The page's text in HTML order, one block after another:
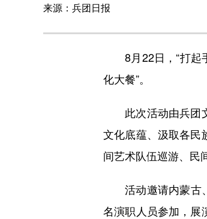
来源：兵团日报
8月22日，“打起
化大餐”。
此次活动由兵团文
文化底蕴、汲取各民
间艺术队伍巡游、民
活动邀请内蒙古、
名演职人员参加，展